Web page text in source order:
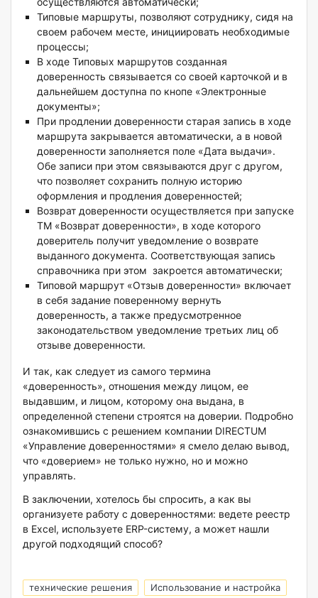
Типовые маршруты, позволяют сотруднику, сидя на
своем рабочем месте, инициировать необходимые
процессы;
В ходе Типовых маршрутов созданная
доверенность связывается со своей карточкой и в
дальнейшем доступна по кнопе «Электронные
документы»;
При продлении доверенности старая запись в ходе
маршрута закрывается автоматически, а в новой
доверенности заполняется поле «Дата выдачи».
Обе записи при этом связываются друг с другом,
что позволяет сохранить полную историю
оформления и продления доверенностей;
Возврат доверенности осуществляется при запуске
ТМ «Возврат доверенности», в ходе которого
доверитель получит уведомление о возврате
выданного документа. Соответствующая запись
справочника при этом закроется автоматически;
Типовой маршрут «Отзыв доверенности» включает
в себя задание поверенному вернуть
доверенность, а также предусмотренное
законодательством уведомление третьих лиц об
отзыве доверенности.
И так, как следует из самого термина
«доверенность», отношения между лицом, ее
выдавшим, и лицом, которому она выдана, в
определенной степени строятся на доверии. Подробно
ознакомившись с решением компании DIRECTUM
«Управление доверенностями» я смело делаю вывод,
что «доверием» не только нужно, но и можно
управлять.
В заключении, хотелось бы спросить, а как вы
организуете работу с доверенностями: ведете реестр
в Excel, используете ERP-систему, а может нашли
другой подходящий способ?
технические решения Использование и настройка